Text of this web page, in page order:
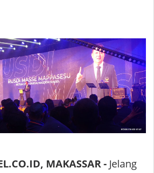
MAKASSAR - Jelang